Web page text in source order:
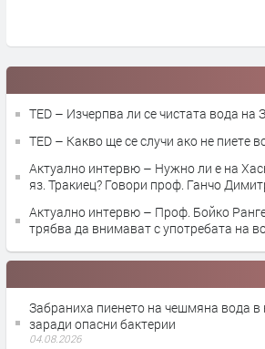
TED – Изчерпва ли се чистата вода на
TED – Какво ще се случи ако не пиете
Актуално интервю – Нужно ли е на
яз. Тракиец? Говори проф. Ганчо
Актуално интервю – Проф. Бойко
трябва да внимават с употребата на
Забраниха пиенето на чешмяна вода в
заради опасни бактерии
04.08.2026